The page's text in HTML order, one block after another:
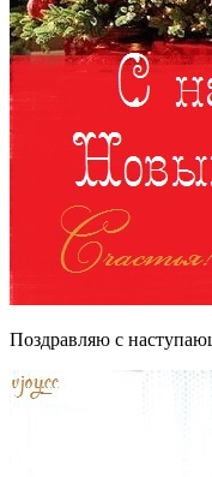
Поздравляю с